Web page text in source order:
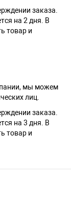
заказа.
на 2 дня. В
товар и
мы можем
лиц.
заказа.
на 3 дня. В
товар и